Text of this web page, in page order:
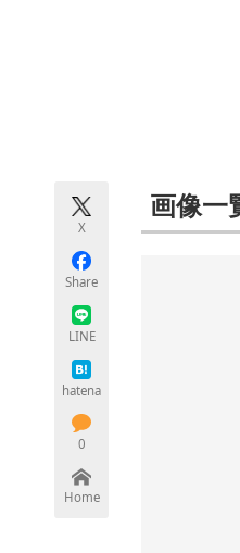
X
Share
LINE
hatena
0
Home
画像一